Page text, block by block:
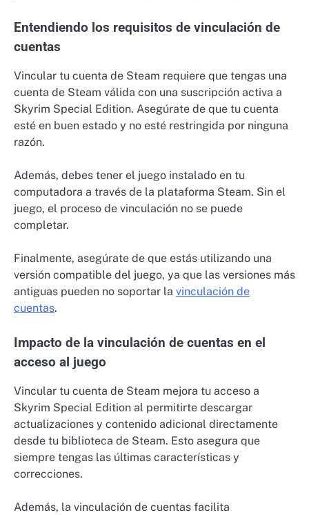
Entendiendo los requisitos de vinculación de
cuentas
Vincular tu cuenta de Steam requiere que tengas una
cuenta de Steam válida con una suscripción activa a
Skyrim Special Edition. Asegúrate de que tu cuenta
esté en buen estado y no esté restringida por ninguna
razón.
Además, debes tener el juego instalado en tu
computadora a través de la plataforma Steam. Sin el
juego, el proceso de vinculación no se puede
completar.
Finalmente, asegúrate de que estás utilizando una
versión compatible del juego, ya que las versiones más
antiguas pueden no soportar la vinculación de
cuentas.
Impacto de la vinculación de cuentas en el
acceso al juego
Vincular tu cuenta de Steam mejora tu acceso a
Skyrim Special Edition al permitirte descargar
actualizaciones y contenido adicional directamente
desde tu biblioteca de Steam. Esto asegura que
siempre tengas las últimas características y
correcciones.
Además, la vinculación de cuentas facilita